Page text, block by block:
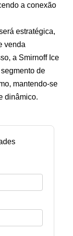
a conexão
estratégica,
venda
a Smirnoff Ice
de
mantendo-se
dinâmico.